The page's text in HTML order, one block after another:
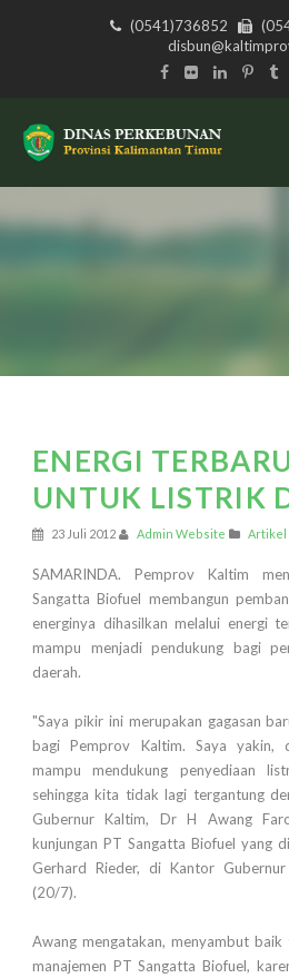
(0541)736852
ENERGI
UNTUK LISTRIK
23 Juli 2012 Admin Website Artikel
SAMARINDA. Pemprov Kaltim
Sangatta Biofuel membangun
energinya dihasilkan melalui energi
mampu menjadi pendukung bagi
daerah.
"Saya pikir ini merupakan gagasan
bagi Pemprov Kaltim. Saya yakin,
mampu mendukung penyediaan
sehingga kita tidak lagi tergantung
Gubernur Kaltim, Dr H Awang
kunjungan PT Sangatta Biofuel yang
Gerhard Rieder, di Kantor
(20/7).
Awang mengatakan, menyambut
manajemen PT Sangatta Biofuel,